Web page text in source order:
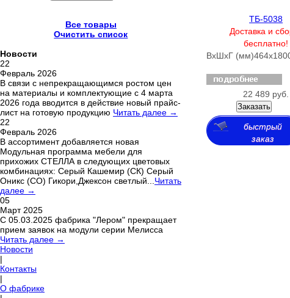
Все товары
Очистить список
Новости
22
Февраль 2026
В связи с непрекращающимся ростом цен
на материалы и комплектующие с 4 марта
2026 года вводится в действие новый прайс-
лист на готовую продукцию Читать далее →
22
Февраль 2026
В ассортимент добавляется новая
Модульная программа мебели для
прихожих СТЕЛЛА в следующих цветовых
комбинациях: Серый Кашемир (СК) Серый
Оникс (СО) Гикори,Джексон светлый... Читать
далее →
05
Март 2025
С 05.03.2025 фабрика "Лером" прекращает
прием заявок на модули серии Мелисса
Читать далее →
ТБ-5038
Доставка и
бесплатно!
ВхШхГ (мм)
22 489 руб.
Заказать
быстрый
заказ
Новости
|
Контакты
|
О фабрике